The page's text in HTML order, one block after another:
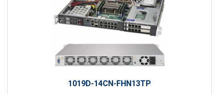
1019D-14CN-FHN13TP